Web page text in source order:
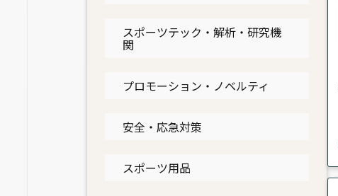
スポーツテック・解析・研究機
関
プロモーション・ノベルティ
安全・応急対策
スポーツ用品